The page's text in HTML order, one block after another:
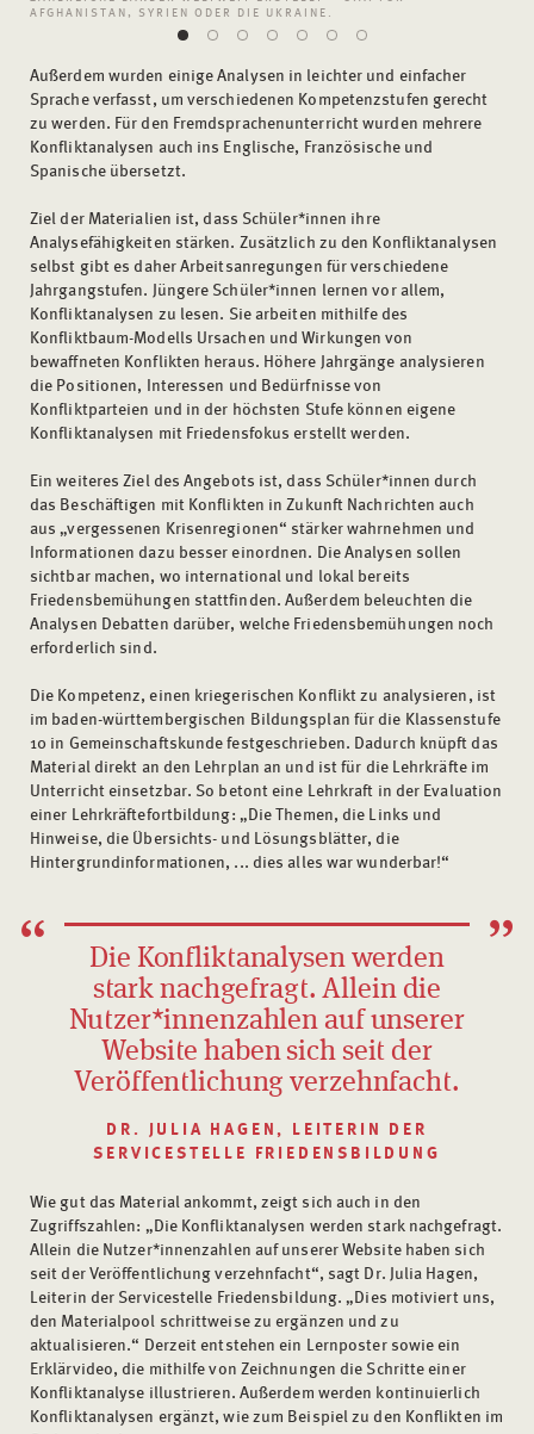
AFGHANISTAN, SYRIEN ODER DIE UKRAINE.
Außerdem wurden einige Analysen in leichter und einfacher
Sprache verfasst, um verschiedenen Kompetenzstufen gerecht
zu werden. Für den Fremdsprachenunterricht wurden mehrere
Konfliktanalysen auch ins Englische, Französische und
Spanische übersetzt.
Ziel der Materialien ist, dass Schüler*innen ihre
Analysefähigkeiten stärken. Zusätzlich zu den Konfliktanalysen
selbst gibt es daher Arbeitsanregungen für verschiedene
Jahrgangstufen. Jüngere Schüler*innen lernen vor allem,
Konfliktanalysen zu lesen. Sie arbeiten mithilfe des
Konfliktbaum-Modells Ursachen und Wirkungen von
bewaffneten Konflikten heraus. Höhere Jahrgänge analysieren
die Positionen, Interessen und Bedürfnisse von
Konfliktparteien und in der höchsten Stufe können eigene
Konfliktanalysen mit Friedensfokus erstellt werden.
Ein weiteres Ziel des Angebots ist, dass Schüler*innen durch
das Beschäftigen mit Konflikten in Zukunft Nachrichten auch
aus „vergessenen Krisenregionen“ stärker wahrnehmen und
Informationen dazu besser einordnen. Die Analysen sollen
sichtbar machen, wo international und lokal bereits
Friedensbemühungen stattfinden. Außerdem beleuchten die
Analysen Debatten darüber, welche Friedensbemühungen noch
erforderlich sind.
Die Kompetenz, einen kriegerischen Konflikt zu analysieren, ist
im baden-württembergischen Bildungsplan für die Klassenstufe
10 in Gemeinschaftskunde festgeschrieben. Dadurch knüpft das
Material direkt an den Lehrplan an und ist für die Lehrkräfte im
Unterricht einsetzbar. So betont eine Lehrkraft in der Evaluation
einer Lehrkräftefortbildung: „Die Themen, die Links und
Hinweise, die Übersichts- und Lösungsblätter, die
Hintergrundinformationen, ... dies alles war wunderbar!“
Die Konfliktanalysen werden
stark nachgefragt. Allein die
Nutzer*innenzahlen auf unserer
Website haben sich seit der
Veröffentlichung verzehnfacht.
DR. JULIA HAGEN, LEITERIN DER
SERVICESTELLE FRIEDENSBILDUNG
Wie gut das Material ankommt, zeigt sich auch in den
Zugriffszahlen: „Die Konfliktanalysen werden stark nachgefragt.
Allein die Nutzer*innenzahlen auf unserer Website haben sich
seit der Veröffentlichung verzehnfacht“, sagt Dr. Julia Hagen,
Leiterin der Servicestelle Friedensbildung. „Dies motiviert uns,
den Materialpool schrittweise zu ergänzen und zu
aktualisieren.“ Derzeit entstehen ein Lernposter sowie ein
Erklärvideo, die mithilfe von Zeichnungen die Schritte einer
Konfliktanalyse illustrieren. Außerdem werden kontinuierlich
Konfliktanalysen ergänzt, wie zum Beispiel zu den Konflikten im